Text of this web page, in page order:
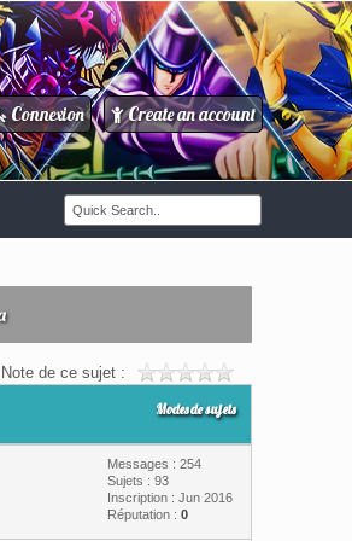
Connexion / Create an account
Note de ce sujet :
Modes de sujets
Messages : 254
Sujets : 93
Inscription : Jun 2016
Réputation : 0